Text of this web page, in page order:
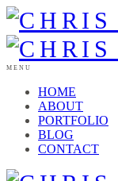
MENU
HOME
ABOUT
PORTFOLIO
BLOG
CONTACT